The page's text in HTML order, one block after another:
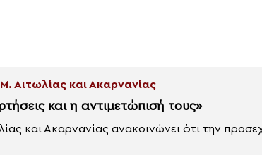
Αιτωλίας και Ακαρνανίας
και η αντιμετώπισή τους»
και Ακαρνανίας ανακοινώνει ότι την